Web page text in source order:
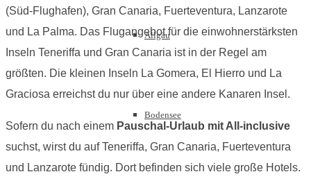
Allgäu
Bodensee
(Süd-Flughafen), Gran Canaria, Fuerteventura, Lanzarote
und La Palma. Das Flugangebot für die einwohnerstärksten
Inseln Teneriffa und Gran Canaria ist in der Regel am
größten. Die kleinen Inseln La Gomera, El Hierro und La
Graciosa erreichst du nur über eine andere Kanaren Insel.
Sofern du nach einem Pauschal-Urlaub mit All-inclusive
suchst, wirst du auf Teneriffa, Gran Canaria, Fuerteventura
und Lanzarote fündig. Dort befinden sich viele große Hotels.